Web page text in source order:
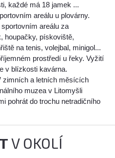
každé má 18 jamek ...
areálu u plovárny.
areálu za
houpačky, pískoviště,
na tenis, volejbal, minigol...
prostředí u řeky. Vyžití
v blízkosti kavárna.
zimních a letních měsících
muzea v Litomyšli
pohrát do trochu netradičního
V OKOLÍ